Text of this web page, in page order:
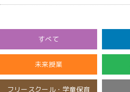
すべて
未来授業
フリースクール・学童保育